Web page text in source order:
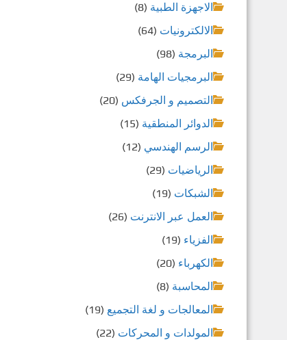
الاجهزة الطبية (8)
الالكترونيات (64)
البرمجة (98)
البرمجيات الهامة (29)
التصميم و الجرفكس (20)
الدوائر المنطقية (15)
الرسم الهندسي (12)
الرياضيات (29)
الشبكات (19)
العمل عبر الانترنت (26)
الفزياء (19)
الكهرباء (20)
المحاسبة (8)
المعالجات و لغة التجميع (19)
المولدات و المحركات (22)